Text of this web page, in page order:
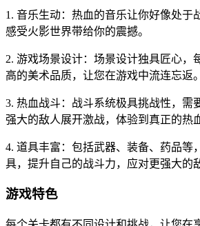
1. 音乐生动：热血的音乐让你好像处于
感受火影世界带给你的震撼。
2. 游戏场景设计：场景设计独具匠心，
高的美术品质，让您在游戏中流连忘返。
3. 热血战斗：战斗系统极具挑战性，需
强大的敌人展开激战，体验到真正的热
4. 道具丰富：包括武器、装备、药品等
具，提升自己的战斗力，应对更强大的
游戏特色